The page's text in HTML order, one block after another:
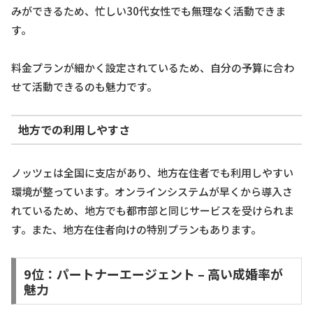
みができるため、忙しい30代女性でも無理なく活動できま
す。
料金プランが細かく設定されているため、自分の予算に合わ
せて活動できるのも魅力です。
地方での利用しやすさ
ノッツェは全国に支店があり、地方在住者でも利用しやすい
環境が整っています。オンラインシステムが早くから導入さ
れているため、地方でも都市部と同じサービスを受けられま
す。また、地方在住者向けの特別プランもあります。
9位：パートナーエージェント – 高い成婚率が
魅力